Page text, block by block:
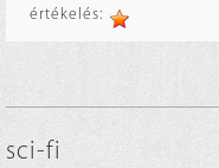
értékelés:
sci-fi